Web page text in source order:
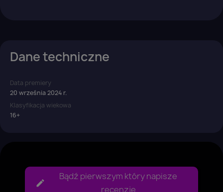
Dane techniczne
Data premiery
20 września 2024 r.
Klasyfikacja wiekowa
16+
Bądź pierwszym który napisze
recenzję